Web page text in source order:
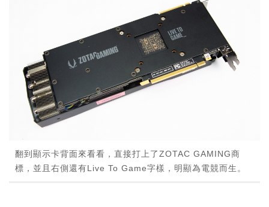
翻到顯示卡背面來看看，直接打上了ZOTAC GAMING商
標，並且右側還有Live To Game字樣，明顯為電競而生。